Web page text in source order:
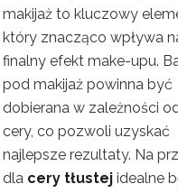
makijaż to kluczowy
który znacząco wpływa
finalny efekt make-upu.
pod makijaż powinna być
dobierana w zależności
cery, co pozwoli uzyskać
najlepsze rezultaty. Na
dla cery tłustej idealne